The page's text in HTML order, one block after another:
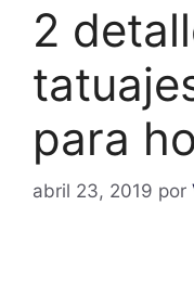
2
para
abril 23, 2019 por